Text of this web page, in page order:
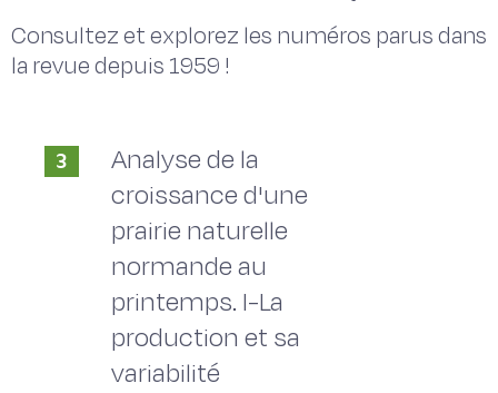
Consultez et explorez les numéros parus dans
la revue depuis 1959 !
3
Analyse de la
croissance d'une
prairie naturelle
normande au
printemps. I-La
production et sa
variabilité